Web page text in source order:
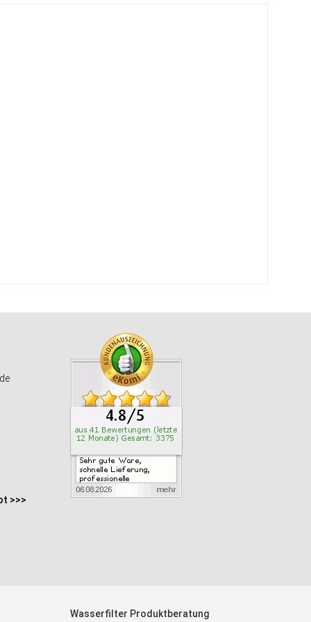
>>>
Wasserfilter Produktberatung